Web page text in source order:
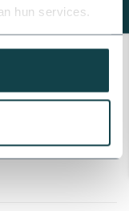
hun services.
€0,47
€376,39